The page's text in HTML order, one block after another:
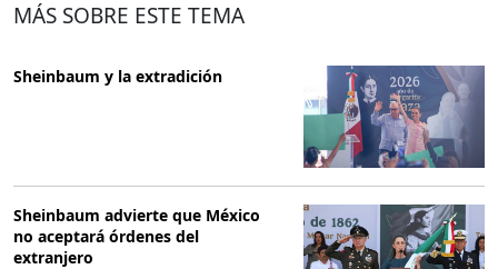
MÁS SOBRE ESTE TEMA
Sheinbaum y la extradición
Sheinbaum advierte que México
no aceptará órdenes del
extranjero